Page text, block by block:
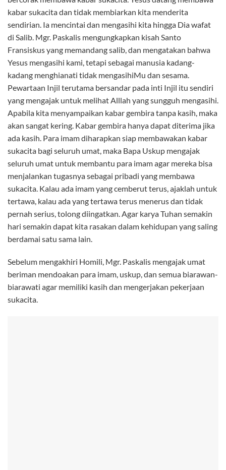
kabar sukacita dan tidak membiarkan kita menderita
sendirian. Ia mencintai dan mengasihi kita hingga Dia wafat
di Salib. Mgr. Paskalis mengungkapkan kisah Santo
Fransiskus yang memandang salib, dan mengatakan bahwa
Yesus mengasihi kami, tetapi sebagai manusia kadang-
kadang menghianati tidak mengasihiMu dan sesama.
Pewartaan Injil terutama bersandar pada inti Injil itu sendiri
yang mengajak untuk melihat Alllah yang sungguh mengasihi.
Apabila kita menyampaikan kabar gembira tanpa kasih, maka
akan sangat kering. Kabar gembira hanya dapat diterima jika
ada kasih. Para imam diharapkan siap membawakan kabar
sukacita bagi seluruh umat, maka Bapa Uskup mengajak
seluruh umat untuk membantu para imam agar mereka bisa
menjalankan tugasnya sebagai pribadi yang membawa
sukacita. Kalau ada imam yang cemberut terus, ajaklah untuk
tertawa, kalau ada yang tertawa terus menerus dan tidak
pernah serius, tolong diingatkan. Agar karya Tuhan semakin
hari semakin dapat kita rasakan dalam kehidupan yang saling
berdamai satu sama lain.
Sebelum mengakhiri Homili, Mgr. Paskalis mengajak umat
beriman mendoakan para imam, uskup, dan semua biarawan-
biarawati agar memiliki kasih dan mengerjakan pekerjaan
sukacita.